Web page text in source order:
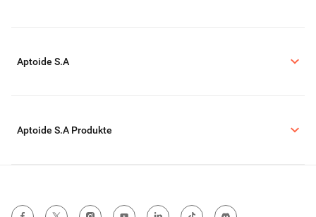
Aptoide S.A
Aptoide S.A Produkte